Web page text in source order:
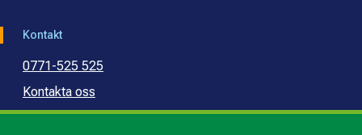
Kontakt
0771-525 525
Kontakta oss
Press